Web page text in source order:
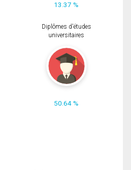
13.37 %
Diplômes d'études
universitaires
50.64 %